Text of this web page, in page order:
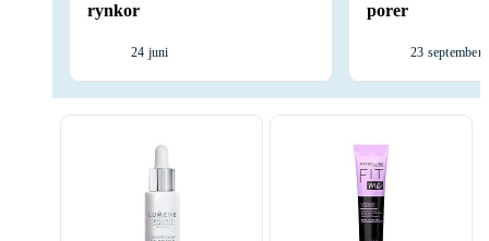
rynkor
24 juni
porer
23 september